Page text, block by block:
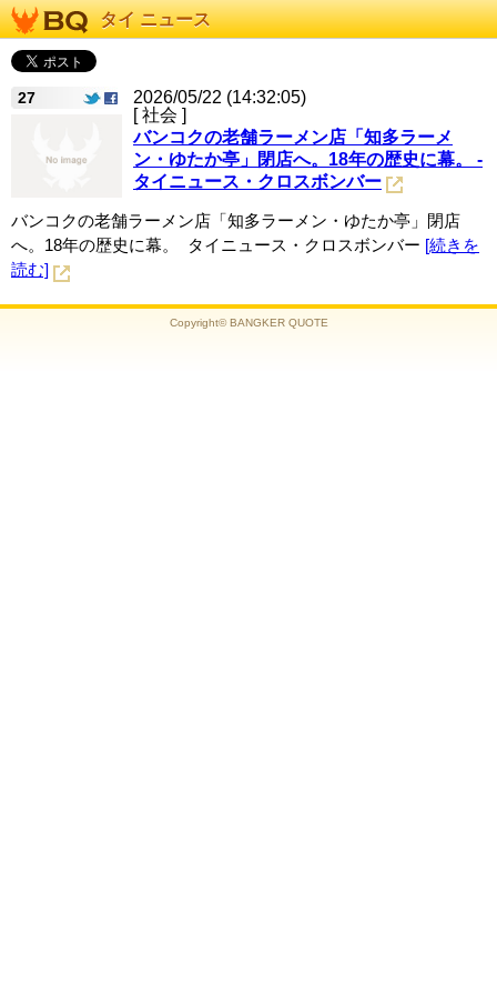
タイ ニュース
27
2026/05/22 (14:32:05)
[ 社会 ]
バンコクの老舗ラーメン店「知多ラーメ
ン・ゆたか亭」閉店へ。18年の歴史に幕。 -
タイニュース・クロスボンバー
バンコクの老舗ラーメン店「知多ラーメン・ゆたか亭」閉店
へ。18年の歴史に幕。 タイニュース・クロスボンバー [続きを
読む]
Copyright© BANGKER QUOTE